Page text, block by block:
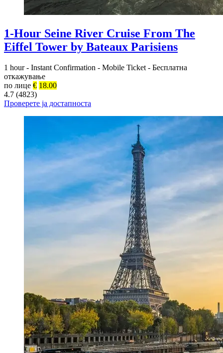
1-Hour Seine River Cruise From The
Eiffel Tower by Bateaux Parisiens
1 hour - Instant Confirmation - Mobile Ticket - Бесплатна
откажување
по лице € 18.00
4.7 (4823)
Проверете ја достапноста